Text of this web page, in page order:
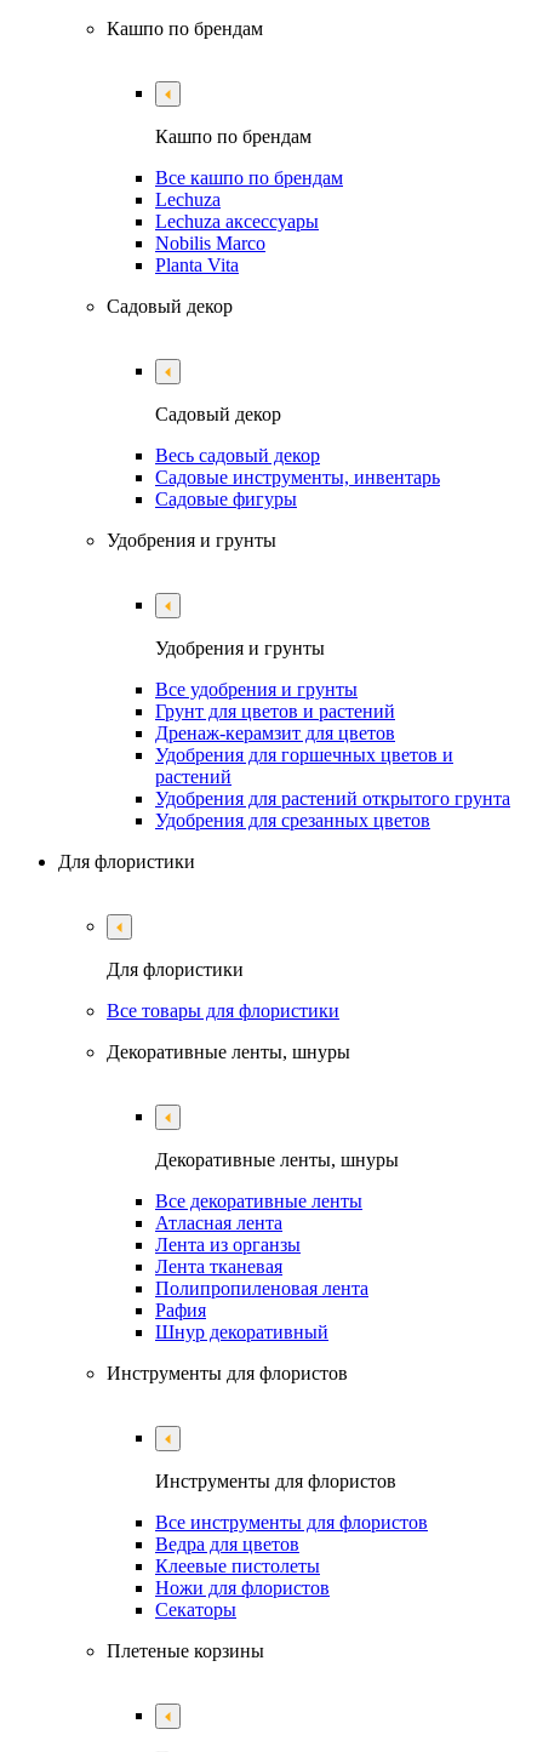
Кашпо по брендам
Кашпо по брендам
Все кашпо по брендам
Lechuza
Lechuza аксессуары
Nobilis Marco
Planta Vita
Садовый декор
Садовый декор
Весь садовый декор
Садовые инструменты, инвентарь
Садовые фигуры
Удобрения и грунты
Удобрения и грунты
Все удобрения и грунты
Грунт для цветов и растений
Дренаж-керамзит для цветов
Удобрения для горшечных цветов и
растений
Удобрения для растений открытого грунта
Удобрения для срезанных цветов
Для флористики
Для флористики
Все товары для флористики
Декоративные ленты, шнуры
Декоративные ленты, шнуры
Все декоративные ленты
Атласная лента
Лента из органзы
Лента тканевая
Полипропиленовая лента
Рафия
Шнур декоративный
Инструменты для флористов
Инструменты для флористов
Все инструменты для флористов
Ведра для цветов
Клеевые пистолеты
Ножи для флористов
Секаторы
Плетеные корзины